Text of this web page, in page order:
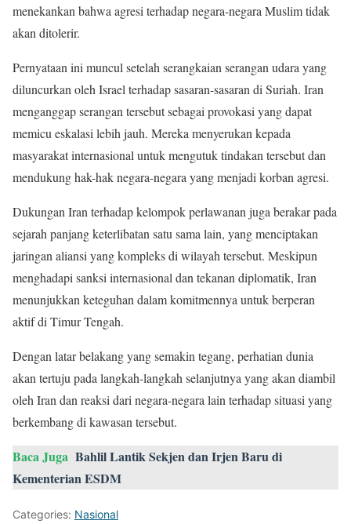
menekankan bahwa agresi terhadap negara-negara Muslim tidak
akan ditolerir.
Pernyataan ini muncul setelah serangkaian serangan udara yang
diluncurkan oleh Israel terhadap sasaran-sasaran di Suriah. Iran
menganggap serangan tersebut sebagai provokasi yang dapat
memicu eskalasi lebih jauh. Mereka menyerukan kepada
masyarakat internasional untuk mengutuk tindakan tersebut dan
mendukung hak-hak negara-negara yang menjadi korban agresi.
Dukungan Iran terhadap kelompok perlawanan juga berakar pada
sejarah panjang keterlibatan satu sama lain, yang menciptakan
jaringan aliansi yang kompleks di wilayah tersebut. Meskipun
menghadapi sanksi internasional dan tekanan diplomatik, Iran
menunjukkan keteguhan dalam komitmennya untuk berperan
aktif di Timur Tengah.
Dengan latar belakang yang semakin tegang, perhatian dunia
akan tertuju pada langkah-langkah selanjutnya yang akan diambil
oleh Iran dan reaksi dari negara-negara lain terhadap situasi yang
berkembang di kawasan tersebut.
Baca Juga Bahlil Lantik Sekjen dan Irjen Baru di
Kementerian ESDM
Categories: Nasional